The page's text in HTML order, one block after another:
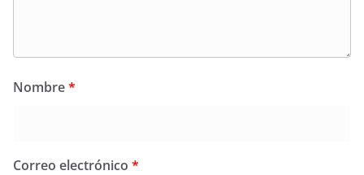
Nombre*
Correo electrónico *